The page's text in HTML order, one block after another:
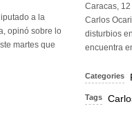
a la
opinó sobre lo
martes que
Caracas,
Carlos
disturbios
encuentra
Categories
Tags